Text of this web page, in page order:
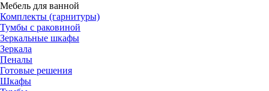
Мебель для ванной
Комплекты (гарнитуры)
Тумбы с раковиной
Зеркальные шкафы
Зеркала
Пеналы
Готовые решения
Шкафы